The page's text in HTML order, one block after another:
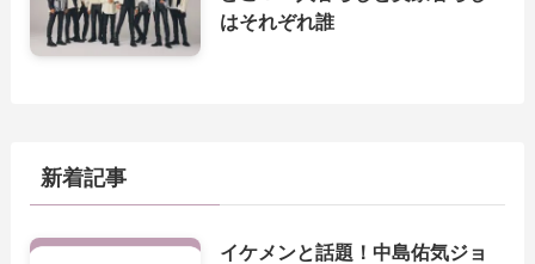
はそれぞれ誰
新着記事
イケメンと話題！中島佑気ジョ